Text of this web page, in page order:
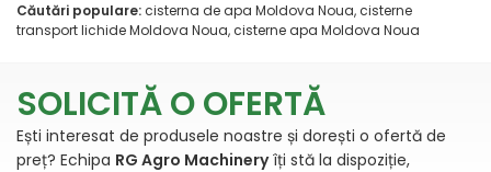
Căutări populare:cisterna de apa Moldova Noua, cisterne
transport lichide Moldova Noua, cisterne apa Moldova Noua
SOLICITĂ O OFERTĂ
Ești interesat de produsele noastre și dorești o ofertă de
preț? Echipa RG Agro Machineryîți stă la dispoziție,